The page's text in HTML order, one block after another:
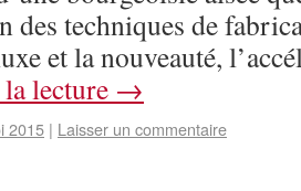
des techniques de
et la nouveauté,
lecture →
2015 | Laisser un commentaire